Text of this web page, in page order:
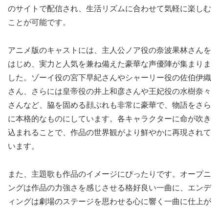
のサイトで配信され、生活リズムに合わせて気軽に楽しむ
ことが可能です。
アニメ版のキャストには、主人公ノア役の奈波果林さんを
はじめ、実力と人気を兼ね備えた豪華な声優陣が集まりま
した。ゾーイ役の宮下早紀さんやシャーリー役の佐伯伊織
さん、さらには皇帝役の井上和彦さんや王妃役の水樹奈々
さんなど、脇を固める顔ぶれも非常に豪華で、物語をさら
に本格的なものにしています。各キャラクターに命が吹き
込まれることで、作品の世界観がより鮮やかに再現されて
います。
また、主題歌も作品のイメージにぴったりです。オープニ
ングは作品の力強さを感じさせる格好良い一曲に、エンデ
ィングは劇場のステージを思わせる心に響く一曲に仕上が